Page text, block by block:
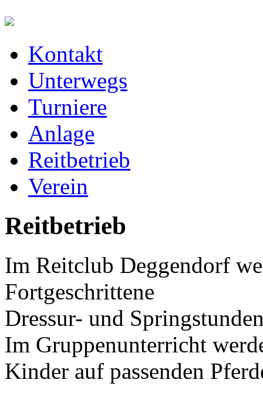
Kontakt
Unterwegs
Turniere
Anlage
Reitbetrieb
Verein
Reitbetrieb
Im Reitclub Deggendorf
Fortgeschrittene
Dressur- und
Im Gruppenunterricht
Kinder auf passenden